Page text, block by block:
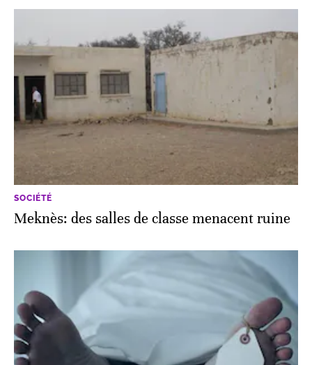
SOCIÉTÉ
Meknès: des salles de classe menacent ruine